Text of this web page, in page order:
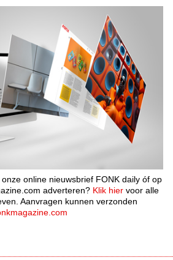
online nieuwsbrief FONK daily óf op
adverteren? Klik hier voor alle
Aanvragen kunnen verzonden